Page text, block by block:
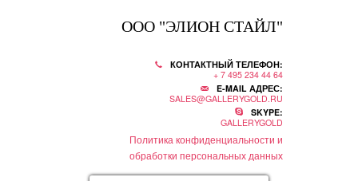
ООО "ЭЛИОН СТАЙЛ"
КОНТАКТНЫЙ ТЕЛЕФОН:
+ 7 495 234 44 64
E-MAIL АДРЕС:
SALES@GALLERYGOLD.RU
SKYPE:
GALLERYGOLD
Политика конфиденциальности и
обработки персональных данных